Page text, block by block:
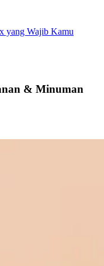
yang Wajib Kamu
& Minuman